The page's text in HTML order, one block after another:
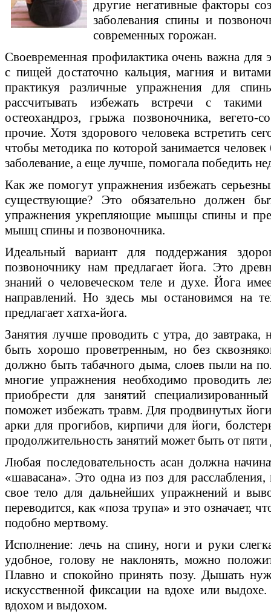
другие негативные факторы
заболевания спины и
современных горожан.
Своевременная профилактика очень важна для
с пищей достаточно кальция, магния и
практикуя различные упражнения для
рассчитывать избежать встречи с такими
остеохандроз, грыжа позвоночника, вегето-
прочие. Хотя здорового человека встретить
чтобы методика по которой занимается
заболевание, а еще лучше, помогала победить
Как же помогут упражнения избежать
существующие? Это обязательно должен
упражнения укрепляющие мышцы спины и
мышц спины и позвоночника.
Идеальный вариант для поддержания
позвоночнику нам предлагает йога. Это
знаний о человеческом теле и духе. Йога
направлений. Но здесь мы остановимся на
предлагает хатха-йога.
Занятия лучше проводить с утра, до
быть хорошо проветренным, но без
должно быть табачного дыма, слоев пыли на
многие упражнения необходимо проводить
приобрести для занятий
поможет избежать травм. Для продвинутых
арки для прогибов, кирпичи для йоги,
продолжительность занятий может быть от
Любая последовательность асан должна
«шавасана». Это одна из поз для
свое тело для дальнейших упражнений и
переводится, как «поза трупа» и это означает,
подобно мертвому.
Исполнение: лечь на спину, ноги и руки
удобное, голову не наклонять, можно
Плавно и спокойно принять позу. Дышать
искусственной фиксации на вдохе или
вдохом и выдохом.